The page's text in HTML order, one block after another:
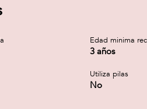
Edad minima
3 años
Utiliza pilas
No